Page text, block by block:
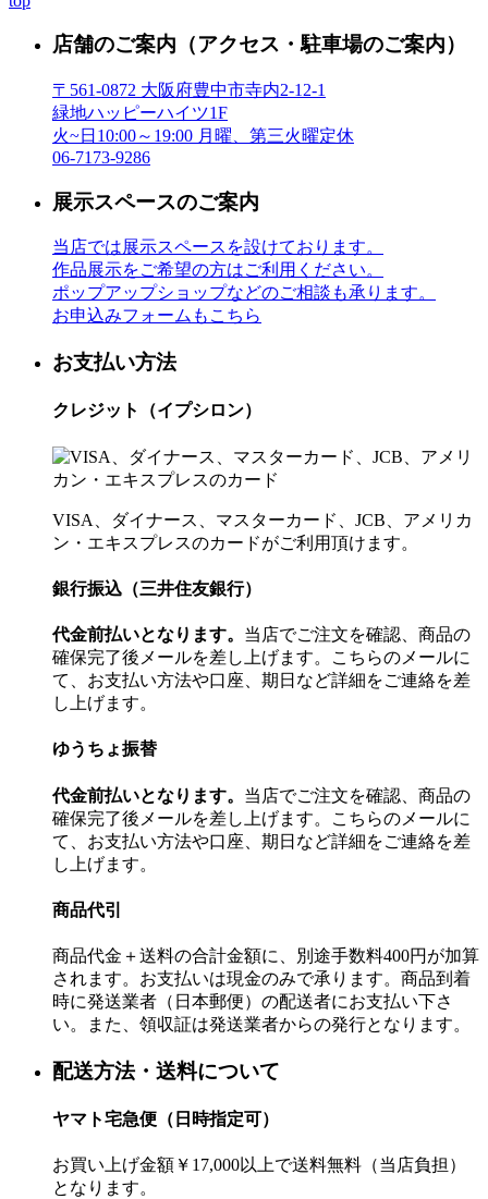
店舗のご案内 （アクセス・駐車場のご案内）
〒561-0872 大阪府豊中市寺内2-12-1
緑地ハッピーハイツ1F
火~日10:00～19:00 月曜、第三火曜定休
06-7173-9286
展示スペースのご案内
当店では展示スペースを設けております。
作品展示をご希望の方はご利用ください。
ポップアップショップなどのご相談も承ります。
お申込みフォームもこちら
お支払い方法
クレジット（イプシロン）
VISA、ダイナース、マスターカード、JCB、アメリカ
ン・エキスプレスのカードがご利用頂けます。
銀行振込（三井住友銀行）
代金前払いとなります。 当店でご注文を確認、商品の
確保完了後メールを差し上げます。こちらのメールに
て、お支払い方法や口座、期日など詳細をご連絡を差
し上げます。
ゆうちょ振替
代金前払いとなります。 当店でご注文を確認、商品の
確保完了後メールを差し上げます。こちらのメールに
て、お支払い方法や口座、期日など詳細をご連絡を差
し上げます。
商品代引
商品代金＋送料の合計金額に、別途手数料400円が加算
されます。お支払いは現金のみで承ります。商品到着
時に発送業者（日本郵便）の配送者にお支払い下さ
い。また、領収証は発送業者からの発行となります。
配送方法・送料について
ヤマト宅急便（日時指定可）
お買い上げ金額￥17,000以上で送料無料（当店負担）
となります。